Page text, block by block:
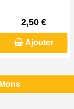
2,50 €
Ajouter